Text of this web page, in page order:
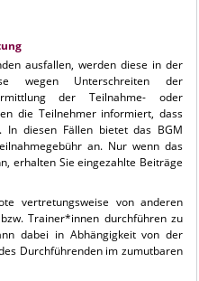
ausfallen, werden diese in der
wegen Unterschreiten der
der Teilnahme- oder
die Teilnehmer informiert, dass
In diesen Fällen bietet das BGM
an. Nur wenn das
erhalten Sie eingezahlte Beiträge
vertretungsweise von anderen
Trainer*innen durchführen zu
dabei in Abhängigkeit von der
Durchführenden im zumutbaren